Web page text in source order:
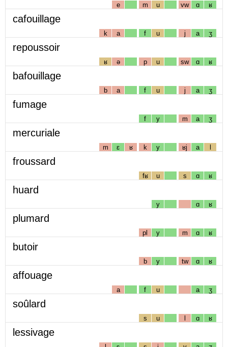
e m u vw ɑ ʁ
cafouillage
k a f u j a ʒ
repoussoir
ʁ ə p u sw ɑ ʁ
bafouillage
b a f u j a ʒ
fumage
f y m a ʒ
mercuriale
m ɛ ʁ k y ʁj a l
froussard
fʁ u s ɑ ʁ
huard
y ɑ ʁ
plumard
pl y m ɑ ʁ
butoir
b y tw ɑ ʁ
affouage
a f u a ʒ
soûlard
s u l ɑ ʁ
lessivage